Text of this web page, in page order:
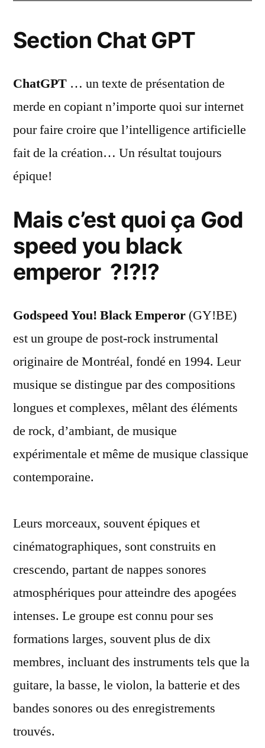
Section Chat GPT
ChatGPT … un texte de présentation de
merde en copiant n’importe quoi sur internet
pour faire croire que l’intelligence artificielle
fait de la création… Un résultat toujours
épique!
Mais c’est quoi ça God
speed you black
emperor ?!?!?
Godspeed You! Black Emperor (GY!BE)
est un groupe de post-rock instrumental
originaire de Montréal, fondé en 1994. Leur
musique se distingue par des compositions
longues et complexes, mêlant des éléments
de rock, d’ambiant, de musique
expérimentale et même de musique classique
contemporaine.
Leurs morceaux, souvent épiques et
cinématographiques, sont construits en
crescendo, partant de nappes sonores
atmosphériques pour atteindre des apogées
intenses. Le groupe est connu pour ses
formations larges, souvent plus de dix
membres, incluant des instruments tels que la
guitare, la basse, le violon, la batterie et des
bandes sonores ou des enregistrements
trouvés.